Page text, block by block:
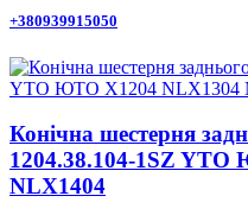
+380939915050
Конічна шестерня
1204.38.104-1SZ
NLX1404